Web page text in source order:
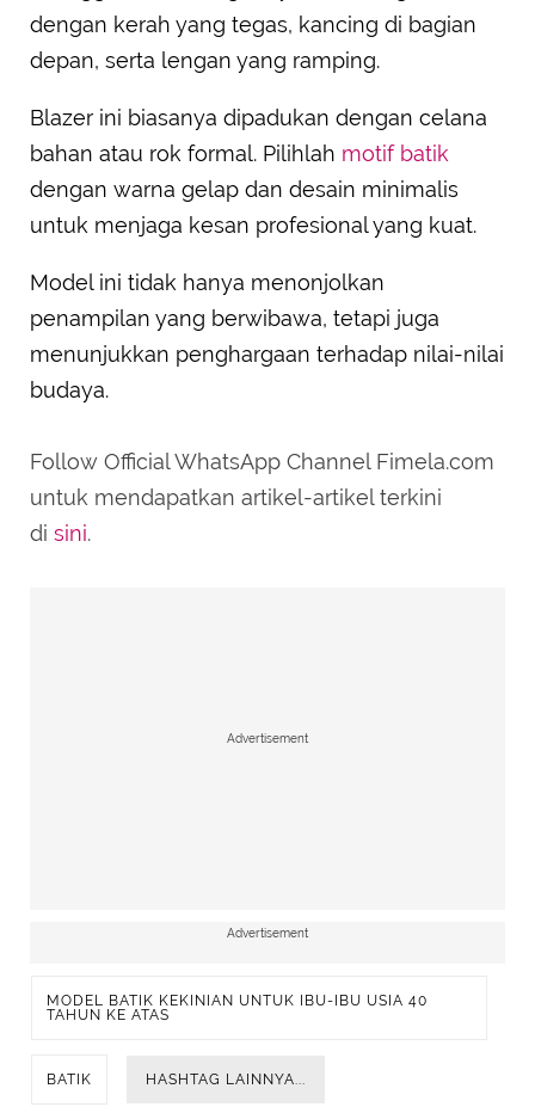
dengan kerah yang tegas, kancing di bagian
depan, serta lengan yang ramping.
Blazer ini biasanya dipadukan dengan celana
bahan atau rok formal. Pilihlah motif batik
dengan warna gelap dan desain minimalis
untuk menjaga kesan profesional yang kuat.
Model ini tidak hanya menonjolkan
penampilan yang berwibawa, tetapi juga
menunjukkan penghargaan terhadap nilai-nilai
budaya.
Follow Official WhatsApp Channel Fimela.com
untuk mendapatkan artikel-artikel terkini
di sini.
Advertisement
Advertisement
MODEL BATIK KEKINIAN UNTUK IBU-IBU USIA 40
TAHUN KE ATAS
BATIK HASHTAG LAINNYA...